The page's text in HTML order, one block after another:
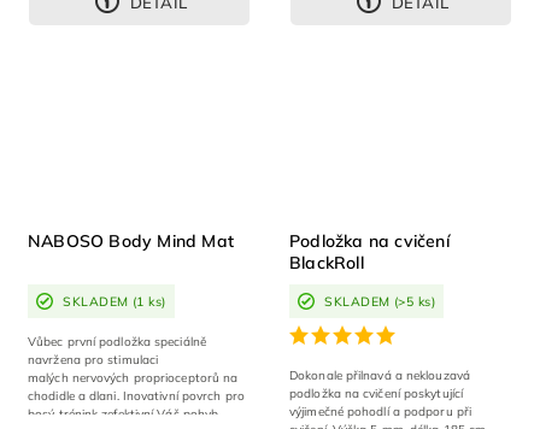
NABOSO Body Mind Mat
SKLADEM (1 ks)
Vůbec první podložka speciálně
navržena pro stimulaci
malých nervových proprioceptorů na
chodidle a dlani. Inovativní povrch pro
bosý trénink zefektivní Váš pohyb.
Podložka na cvičení
BlackRoll
SKLADEM (>5 ks)
Dokonale přilnavá a neklouzavá
podložka na cvičení poskytující
výjimečné pohodlí a podporu při